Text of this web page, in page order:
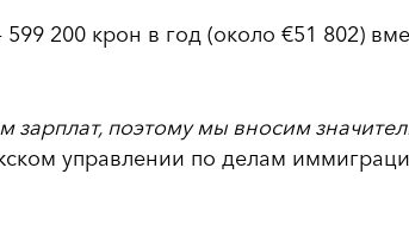
200 крон в год (около €51 802)
зарплат, поэтому мы вносим
управлении по делам